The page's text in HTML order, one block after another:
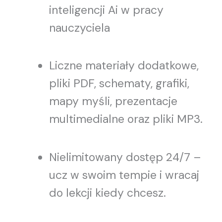
inteligencji Ai w pracy
nauczyciela
Liczne materiały dodatkowe,
pliki PDF, schematy, grafiki,
mapy myśli, prezentacje
multimedialne oraz pliki MP3.
Nielimitowany dostęp 24/7 –
ucz w swoim tempie i wracaj
do lekcji kiedy chcesz.